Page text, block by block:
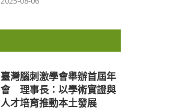
臺灣腦刺激學會舉辦首屆年
會 理事長：以學術實證與
人才培育推動本土發展